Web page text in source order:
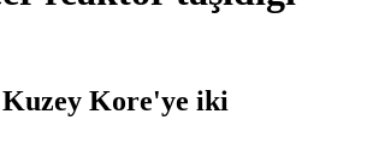
Kuzey Kore'ye iki